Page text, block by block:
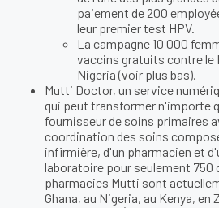
paiement de 200
leur premier test HPV.
La campagne 10 000
vaccins gratuits contre le
Nigeria (voir plus bas).
Mutti Doctor, un service
qui peut transformer n'importe
fournisseur de soins primaires
coordination des soins
infirmière, d'un pharmacien et
laboratoire pour seulement 750
pharmacies Mutti sont
Ghana, au Nigeria, au Kenya, en